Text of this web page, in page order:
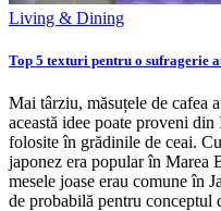
Living & Dining
Top 5 texturi pentru o sufragerie
Mai târziu, măsuțele de cafea
această idee poate proveni
folosite în grădinile de ceai.
japonez era popular în Marea
mesele joase erau comune în
de probabilă pentru conceptul